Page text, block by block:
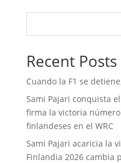
Recent Posts
Cuando la F1 se
Sami Pajari conquista
firma la victoria
finlandeses en el WRC
Sami Pajari acaricia la
Finlandia 2026 cambia